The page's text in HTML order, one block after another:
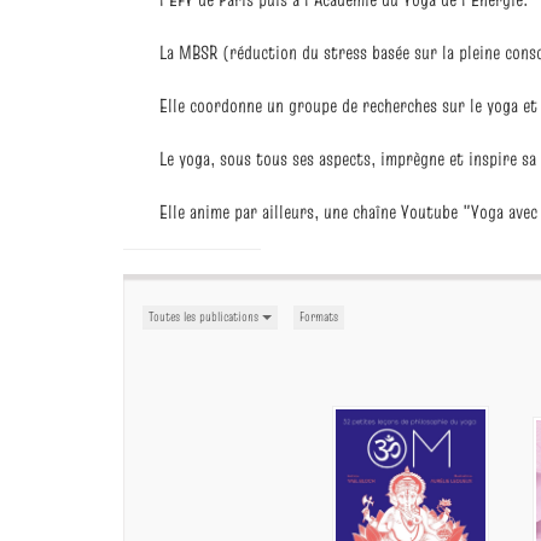
La MBSR (réduction du stress basée sur la pleine
Elle coordonne un groupe de recherches sur le yoga
Le yoga, sous tous ses aspects, imprègne et inspire
Elle anime par ailleurs, une chaîne Youtube "Yoga
Toutes les publications Formats